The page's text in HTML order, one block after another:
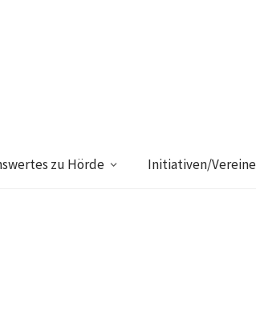
zu Hörde Initiativen/